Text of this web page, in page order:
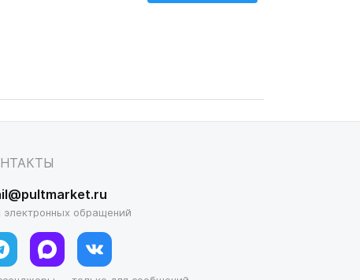
электронных обращений